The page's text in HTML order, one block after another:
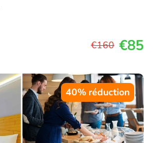
€160 €85
40% réduction